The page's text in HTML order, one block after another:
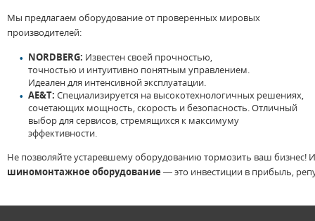
Мы предлагаем оборудованиеот проверенных мировых
производителей:
NORDBERG: Известенсвоей прочностью,
точностью и интуитивно понятным управлением.
Идеалендля интенсивной эксплуатации.
AE&T: Специализируется на высокотехнологичных решениях,
сочетающих мощность,скорость ибезопасность. Отличный
выбордля сервисов, стремящихся к максимуму
эффективности.
Не позволяйтеустаревшемуоборудованию тормозить ваш бизнес!
шиномонтажноеоборудование—это инвестиции в прибыль,